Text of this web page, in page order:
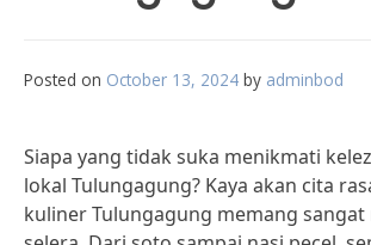
Posted on October 13, 2024 by adminbod
Siapa yang tidak suka menikmati
lokal Tulungagung? Kaya akan cita
kuliner Tulungagung memang